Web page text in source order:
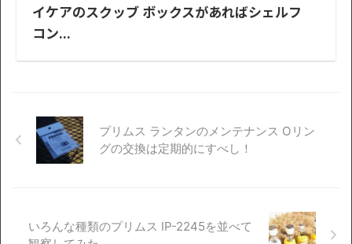
イケアのスクッブ ボックスがあればシェルフ
コン...
プリムス ランタンのメンテナンス Oリン
グの交換は定期的にすべし！
いろんな種類のプリムス IP-2245を並べて